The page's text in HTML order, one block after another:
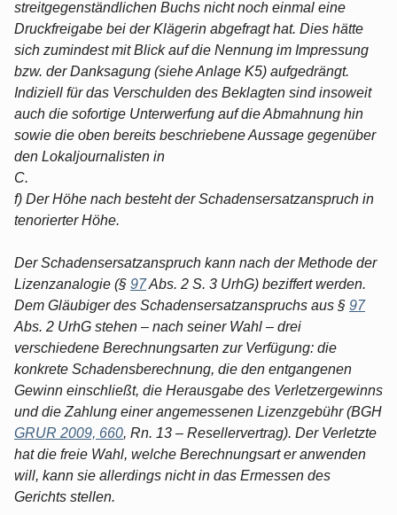
streitgegenständlichen Buchs nicht noch einmal eine
Druckfreigabe bei der Klägerin abgefragt hat. Dies hätte
sich zumindest mit Blick auf die Nennung im Impressung
bzw. der Danksagung (siehe Anlage K5) aufgedrängt.
Indiziell für das Verschulden des Beklagten sind insoweit
auch die sofortige Unterwerfung auf die Abmahnung hin
sowie die oben bereits beschriebene Aussage gegenüber
den Lokaljournalisten in
C.
f) Der Höhe nach besteht der Schadensersatzanspruch in
tenorierter Höhe.
Der Schadensersatzanspruch kann nach der Methode der
Lizenzanalogie (§ 97Abs. 2 S. 3 UrhG) beziffert werden.
Dem Gläubiger des Schadensersatzanspruchs aus § 97
Abs. 2 UrhG stehen – nach seiner Wahl – drei
verschiedene Berechnungsarten zur Verfügung: die
konkrete Schadensberechnung, die den entgangenen
Gewinn einschließt, die Herausgabe des Verletzergewinns
und die Zahlung einer angemessenen Lizenzgebühr (BGH
GRUR 2009, 660, Rn. 13 – Resellervertrag). Der Verletzte
hat die freie Wahl, welche Berechnungsart er anwenden
will, kann sie allerdings nicht in das Ermessen des
Gerichts stellen.